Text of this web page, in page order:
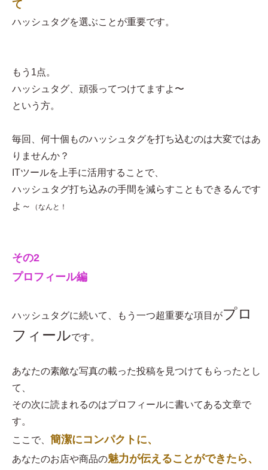
て
ハッシュタグを選ぶことが重要です。
もう1点。
ハッシュタグ、頑張ってつけてますよ〜
という方。
毎回、何十個ものハッシュタグを打ち込むのは大変ではあ
りませんか？
ITツールを上手に活用することで、
ハッシュタグ打ち込みの手間を減らすこともできるんです
よ～
（なんと！
その2
プロフィール編
ハッシュタグに続いて、もう一つ超重要な項目がプロ
フィールです。
あなたの素敵な写真の載った投稿を見つけてもらったとし
て、
その次に読まれるのはプロフィールに書いてある文章で
す。
ここで、 簡潔にコンパクトに、
あなたのお店や商品の魅力が伝えることができたら、